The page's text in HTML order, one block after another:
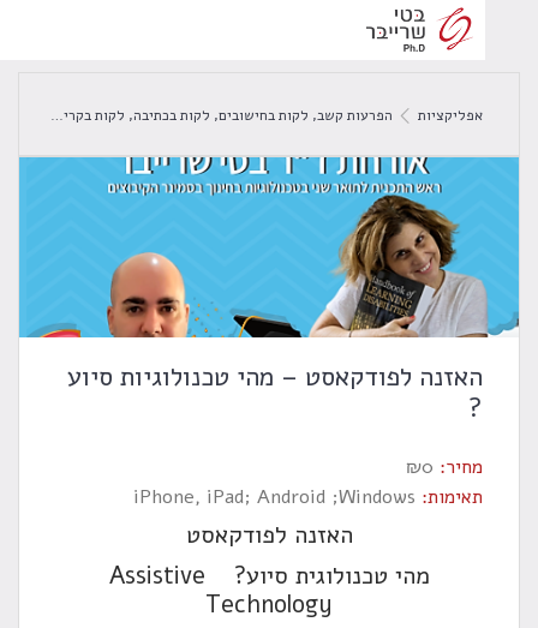
אפליקציות הפרעות קשב,לקות בחישובים,לקות בכתיבה,לקות בקריאה ,מנהלים
האזנה לפודקאסט – מהי טכנולוגיות סיוע
₪0
תאימות: iPhone, iPad; Android ;Windows
האזנה לפודקאסט
מהי טכנולוגית סיוע? Assistive
Technology